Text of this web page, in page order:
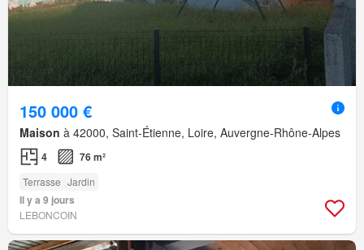
150 000 €
Maison à 42000, Saint-Étienne, Loire, Auvergne-Rhône-Alpes
4 76 m²
Terrasse Jardin
Il y a 9 jours
LEBONCOIN